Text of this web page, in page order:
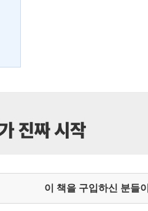
이 책을 구입하신 분들이